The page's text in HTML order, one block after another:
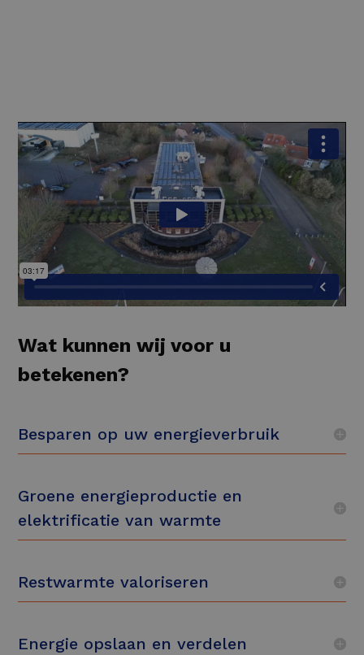
Wat kunnen wij voor u
betekenen?
Besparen op uw energieverbruik
Groene energieproductie en
elektrificatie van warmte
Restwarmte valoriseren
Energie opslaan en verdelen